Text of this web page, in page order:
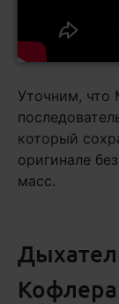
Уточним, что
который
оригинале
масс.
Кофлера